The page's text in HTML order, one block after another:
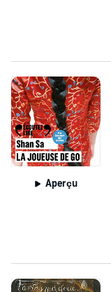
Aperçu